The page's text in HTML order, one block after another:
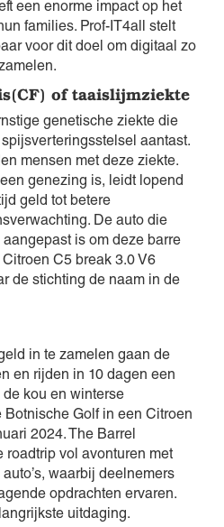
een enorme impact op het
families. Prof-IT4all stelt
voor dit doel om digitaal zo
of taaislijmziekte
genetische ziekte die
aantast.
mensen met deze ziekte.
genezing is, leidt lopend
geld tot betere
De auto die
is om deze barre
C5 break 3.0 V6
de stichting de naam in de
in te zamelen gaan de
en rijden in 10 dagen een
kou en winterse
Golf in een Citroen
2024. The Barrel
vol avonturen met
waarbij deelnemers
opdrachten ervaren.
uitdaging.